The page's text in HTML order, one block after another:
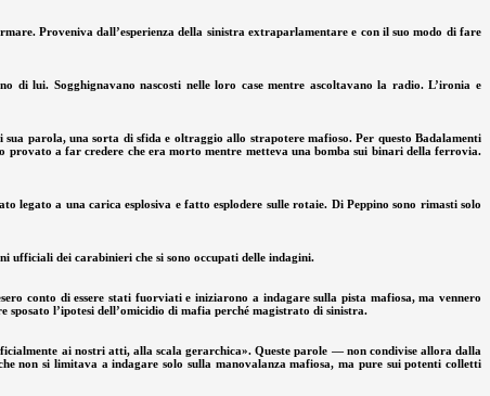
Proveniva dall’esperienza della sinistra extraparlamentare e con il suo modo di fare
di lui. Sogghignavano nascosti nelle loro case mentre ascoltavano la radio. L’ironia e
parola, una sorta di sfida e oltraggio allo strapotere mafioso. Per questo Badalamenti
provato a far credere che era morto mentre metteva una bomba sui binari della ferrovia.
legato a una carica esplosiva e fatto esplodere sulle rotaie. Di Peppino sono rimasti solo
ufficiali dei carabinieri che si sono occupati delle indagini.
conto di essere stati fuorviati e iniziarono a indagare sulla pista mafiosa, ma vennero
l’ipotesi dell’omicidio di mafia perché magistrato di sinistra.
ai nostri atti, alla scala gerarchica». Queste parole — non condivise allora dalla
non si limitava a indagare solo sulla manovalanza mafiosa, ma pure sui potenti colletti